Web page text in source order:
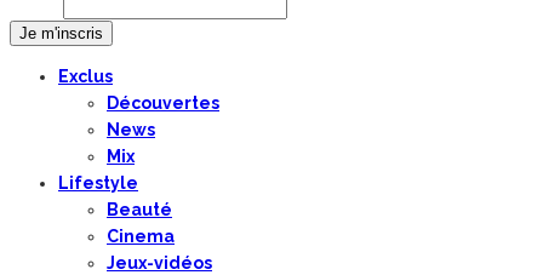
Exclus
Découvertes
News
Mix
Lifestyle
Beauté
Cinema
Jeux-vidéos